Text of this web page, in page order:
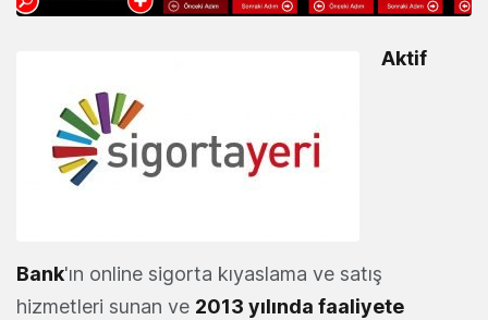
Aktif
Bank'ın online sigorta kıyaslama ve satış
hizmetleri sunan ve 2013 yılında faaliyete